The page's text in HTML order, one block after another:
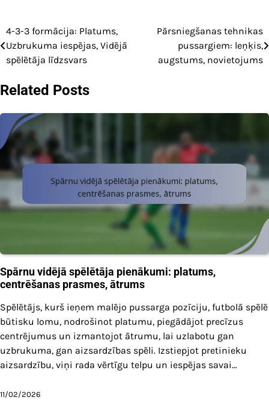
Post
navigation
4-3-3 formācija: Platums,
Uzbrukuma iespējas, Vidējā
spēlētāja līdzsvars
Pārsniegšanas tehnikas
pussargiem: leņķis,
augstums, novietojums
Related Posts
Spārnu vidējā spēlētāja pienākumi: platums,
centrēšanas prasmes, ātrums
Spēlētājs, kurš ieņem malējo pussarga pozīciju, futbolā spēlē
būtisku lomu, nodrošinot platumu, piegādājot precīzus
centrējumus un izmantojot ātrumu, lai uzlabotu gan
uzbrukuma, gan aizsardzības spēli. Izstiepjot pretinieku
aizsardzību, viņi rada vērtīgu telpu un iespējas savai…
11/02/2026